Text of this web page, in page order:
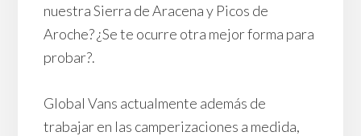
nuestra Sierra de Aracena y Picos de
Aroche? ¿Se te ocurre otra mejor forma para
probar?.
Global Vans actualmente además de
trabajar en las camperizaciones a medida,